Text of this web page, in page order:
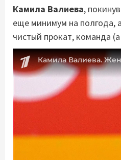
Камила Валиева,
еще минимум на полгода,
чистый прокат, команда